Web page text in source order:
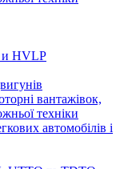
и HVLP
вантажівок,
техніки
автомобілів і